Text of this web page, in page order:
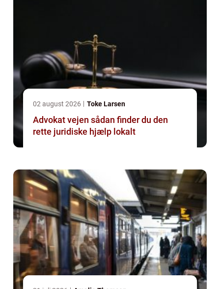
02 august 2026 Toke Larsen
Advokat vejen sådan finder du den
rette juridiske hjælp lokalt